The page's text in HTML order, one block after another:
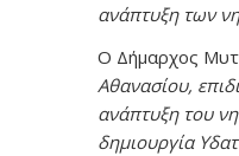
ανάπτυξη των
Ο Δήμαρχος
Αθανασίου,
ανάπτυξη του
δημιουργία